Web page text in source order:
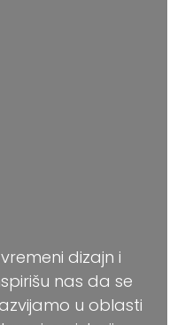
dizajn i
nas da se
u oblasti